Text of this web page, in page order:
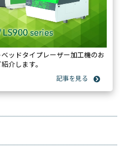
ッドタイプレーザー加工機のお
介します。